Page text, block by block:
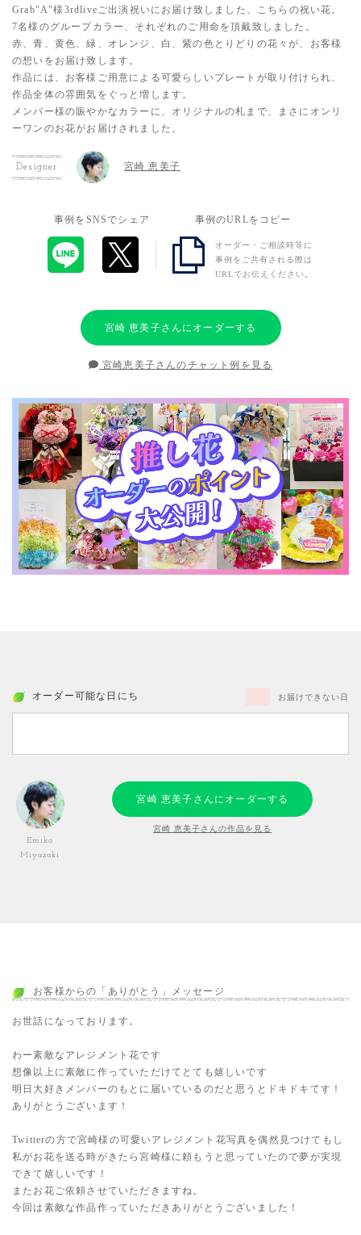
Grab"A"様3rdliveご出演祝いにお届け致しました、こちらの祝い花。
7名様のグループカラー、それぞれのご用命を頂戴致しました。
赤、青、黄色、緑、オレンジ、白、紫の色とりどりの花々が、お客様
の想いをお届け致します。
作品には、お客様ご用意による可愛らしいプレートが取り付けられ、
作品全体の雰囲気をぐっと増します。
メンバー様の賑やかなカラーに、オリジナルの札まで、まさにオンリ
ーワンのお花がお届けされました。
Designer 宮崎 恵美子
事例をSNSでシェア 事例のURLをコピー
オーダー・ご相談時等に
事例をご共有される際は
URLでお伝えください。
宮崎 恵美子さんにオーダーする
宮崎恵美子さんのチャット例を見る
オーダー可能な日にち お届けできない日
Emiko
Miyazaki
宮崎 恵美子さんにオーダーする
宮崎 恵美子さんの作品を見る
お客様からの「ありがとう」メッセージ
お世話になっております。
わー素敵なアレジメント花です
想像以上に素敵に作っていただけてとても嬉しいです
明日大好きメンバーのもとに届いているのだと思うとドキドキてす！
ありがとうございます！
Twitterの方で宮崎様の可愛いアレジメント花写真を偶然見つけてもし
私がお花を送る時がきたら宮崎様に頼もうと思っていたので夢が実現
できて嬉しいです！
またお花ご依頼させていただきますね。
今回は素敵な作品作っていただきありがとうございました！